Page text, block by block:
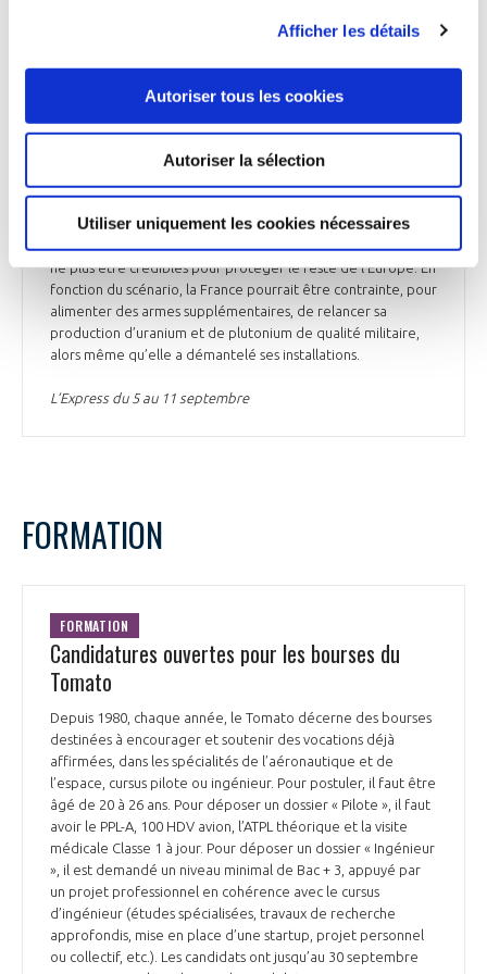
Afficher les détails
Autoriser tous les cookies
Autoriser la sélection
Utiliser uniquement les cookies nécessaires
d’armes nucléaires en cours de développement. Le
européenne de la dissuasion française. La France est en
effet la seule puissance nucléaire du continent européen. « Il
notamment allemands, sur le fait que nous avons entre les
mains quelque chose qui est aussi à leur bénéfice », explique
Transformation de l’OTAN. Le programme atomique de la
France a été conçu pour garantir la survie du pays. Les
capacités françaises, avec 290 têtes nucléaires, risquent de
ne plus être crédibles pour protéger le reste de l’Europe. En
fonction du scénario, la France pourrait être contrainte, pour
alimenter des armes supplémentaires, de relancer sa
production d’uranium et de plutonium de qualité militaire,
alors même qu’elle a démantelé ses installations.
L’Express du 5 au 11 septembre
FORMATION
FORMATION
Candidatures ouvertes pour les bourses du
Tomato
Depuis 1980, chaque année, le Tomato décerne des bourses
destinées à encourager et soutenir des vocations déjà
affirmées, dans les spécialités de l’aéronautique et de
l’espace, cursus pilote ou ingénieur. Pour postuler, il faut être
âgé de 20 à 26 ans. Pour déposer un dossier « Pilote », il faut
avoir le PPL-A, 100 HDV avion, l’ATPL théorique et la visite
médicale Classe 1 à jour. Pour déposer un dossier « Ingénieur
», il est demandé un niveau minimal de Bac + 3, appuyé par
un projet professionnel en cohérence avec le cursus
d’ingénieur (études spécialisées, travaux de recherche
approfondis, mise en place d’une startup, projet personnel
ou collectif, etc.). Les candidats ont jusqu’au 30 septembre